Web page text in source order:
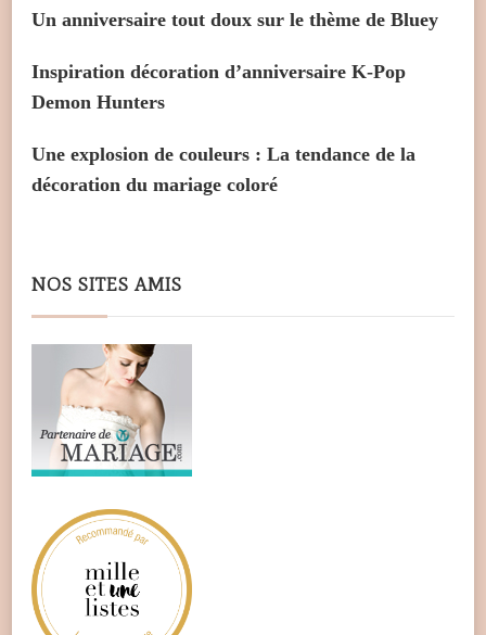
Un anniversaire tout doux sur le thème de Bluey
Inspiration décoration d’anniversaire K-Pop
Demon Hunters
Une explosion de couleurs : La tendance de la
décoration du mariage coloré
NOS SITES AMIS